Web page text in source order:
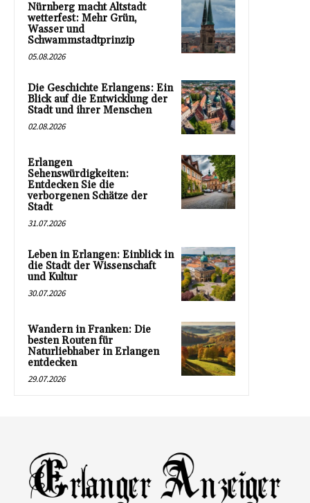
Nürnberg macht Altstadt
wetterfest: Mehr Grün,
Wasser und
Schwammstadtprinzip
05.08.2026
Die Geschichte Erlangens: Ein
Blick auf die Entwicklung der
Stadt und ihrer Menschen
02.08.2026
Erlangen
Sehenswürdigkeiten:
Entdecken Sie die
verborgenen Schätze der
Stadt
31.07.2026
Leben in Erlangen: Einblick in
die Stadt der Wissenschaft
und Kultur
30.07.2026
Wandern in Franken: Die
besten Routen für
Naturliebhaber in Erlangen
entdecken
29.07.2026